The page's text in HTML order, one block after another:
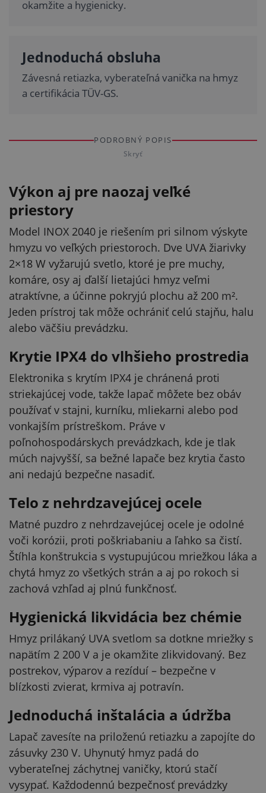
okamžite a hygienicky.
Jednoduchá obsluha
Závesná retiazka, vyberateľná vanička na hmyz
a certifikácia TÜV-GS.
PODROBNÝ POPIS
Skryť
Výkon aj pre naozaj veľké
priestory
Model INOX 2040 je riešením pri silnom výskyte
hmyzu vo veľkých priestoroch. Dve UVA žiarivky
2×18 W vyžarujú svetlo, ktoré je pre muchy,
komáre, osy aj ďalší lietajúci hmyz veľmi
atraktívne, a účinne pokryjú plochu až 200 m².
Jeden prístroj tak môže ochrániť celú stajňu, halu
alebo väčšiu prevádzku.
Krytie IPX4 do vlhšieho prostredia
Elektronika s krytím IPX4 je chránená proti
striekajúcej vode, takže lapač môžete bez obáv
používať v stajni, kurníku, mliekarni alebo pod
vonkajším prístreškom. Práve v
poľnohospodárskych prevádzkach, kde je tlak
múch najvyšší, sa bežné lapače bez krytia často
ani nedajú bezpečne nasadiť.
Telo z nehrdzavejúcej ocele
Matné puzdro z nehrdzavejúcej ocele je odolné
voči korózii, proti poškriabaniu a ľahko sa čistí.
Štíhla konštrukcia s vystupujúcou mriežkou láka a
chytá hmyz zo všetkých strán a aj po rokoch si
zachová vzhľad aj plnú funkčnosť.
Hygienická likvidácia bez chémie
Hmyz prilákaný UVA svetlom sa dotkne mriežky s
napätím 2 200 V a je okamžite zlikvidovaný. Bez
postrekov, výparov a rezíduí – bezpečne v
blízkosti zvierat, krmiva aj potravín.
Jednoduchá inštalácia a údržba
Lapač zavesíte na priloženú retiazku a zapojíte do
zásuvky 230 V. Uhynutý hmyz padá do
vyberateľnej záchytnej vaničky, ktorú stačí
vysypať. Každodennú bezpečnosť prevádzky